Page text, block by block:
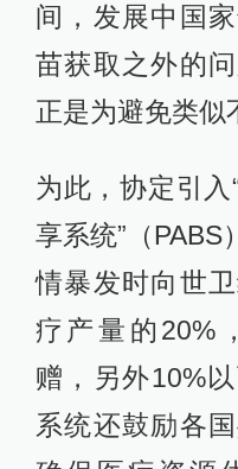
间，发展中国
苗获取之外的
正是为避免类似
为此，协定引
享系统”（PABS
情暴发时向世
疗产量的20%
赠，另外10%
系统还鼓励各